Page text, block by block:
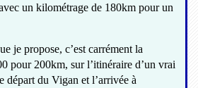
un kilométrage de 180km pour un
je propose, c’est carrément la
pour 200km, sur l’itinéraire d’un vrai
départ du Vigan et l’arrivée à